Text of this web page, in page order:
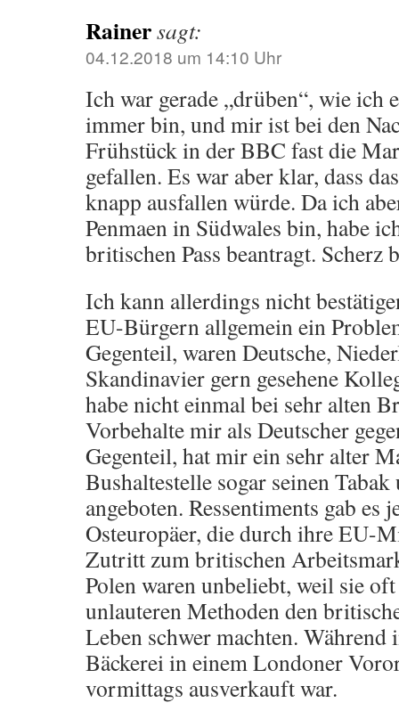
Rainersagt:
04.12.2018 um 14:10 Uhr
Ich war gerade „drüben“, wie ich
immer bin, und mir ist bei den
Frühstück in der BBC fast die
gefallen. Es war aber klar, dass
knapp ausfallen würde. Da ich
Penmaen in Südwales bin, habe
britischen Pass beantragt. Scherz
Ich kann allerdings nicht
EU-Bürgern allgemein ein
Gegenteil, waren Deutsche,
Skandinavier gern gesehene
habe nicht einmal bei sehr alten
Vorbehalte mir als Deutscher
Gegenteil, hat mir ein sehr alter
Bushaltestelle sogar seinen
angeboten. Ressentiments gab es
Osteuropäer, die durch ihre EU-
Zutritt zum britischen
Polen waren unbeliebt, weil sie
unlauteren Methoden den
Leben schwer machten. Während
Bäckerei in einem Londoner
vormittags ausverkauft war.